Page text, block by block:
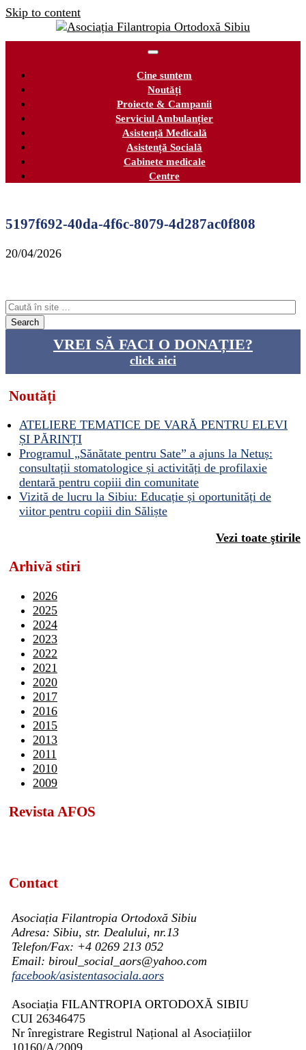
Skip to content
Cine suntem
Noutăți
Proiecte & Campanii
Serviciul Ambulanțier
Asistență Medicală
Asistență Socială
Cabinete medicale
Centre
5197f692-40da-4f6c-8079-4d287ac0f808
20/04/2026
VREI SĂ FACI O DONAȚIE?
click aici
Noutăți
ATELIERE TEMATICE DE VARĂ PENTRU ELEVI
ȘI PĂRINȚI
Programul „Sănătate pentru Sate” a ajuns la Netuș:
consultații stomatologice și activități de profilaxie
dentară pentru copiii din comunitate
Vizită de lucru la Sibiu: Educație și oportunități de
viitor pentru copiii din Săliște
Vezi toate ştirile
Arhivă stiri
2026
2025
2024
2023
2022
2021
2020
2017
2016
2015
2013
2011
2010
2009
Revista AFOS
Contact
Asociația Filantropia Ortodoxă Sibiu
Adresa: Sibiu, str. Dealului, nr.13
Telefon/Fax: +4 0269 213 052
Email: biroul_social_aors@yahoo.com
facebook/asistentasociala.aors
Asociația FILANTROPIA ORTODOXĂ SIBIU
CUI 26346475
Nr înregistrare Registrul Național al Asociațiilor